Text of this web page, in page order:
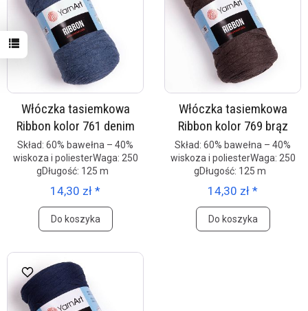
Włóczka tasiemkowa
Ribbon kolor 761 denim
Skład: 60% bawełna – 40%
wiskoza i poliesterWaga: 250
gDługość: 125 m
14,30 zł *
Do koszyka
Włóczka tasiemkowa
Ribbon kolor 769 brąz
Skład: 60% bawełna – 40%
wiskoza i poliesterWaga: 250
gDługość: 125 m
14,30 zł *
Do koszyka